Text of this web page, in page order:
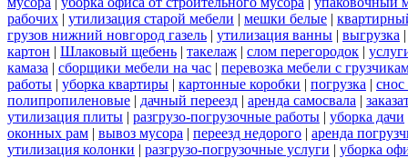
рабочих | утилизация старой мебели | мешки белые |
грузов нижний новгород газель | утилизация ванны | выгрузка
картон | Шлаковый щебень | такелаж | слом перегородок |
камаза | сборщики мебели на час | перевозка мебели с
работы | уборка квартиры | картонные коробки | погрузка | снос
полипропиленовые | дачный переезд | аренда самосвала |
утилизация плиты | разгрузо-погрузочные работы | уборка дачи
оконных рам | вывоз мусора | переезд недорого | аренда
утилизация колонки | разгрузо-погрузочные услуги | уборка